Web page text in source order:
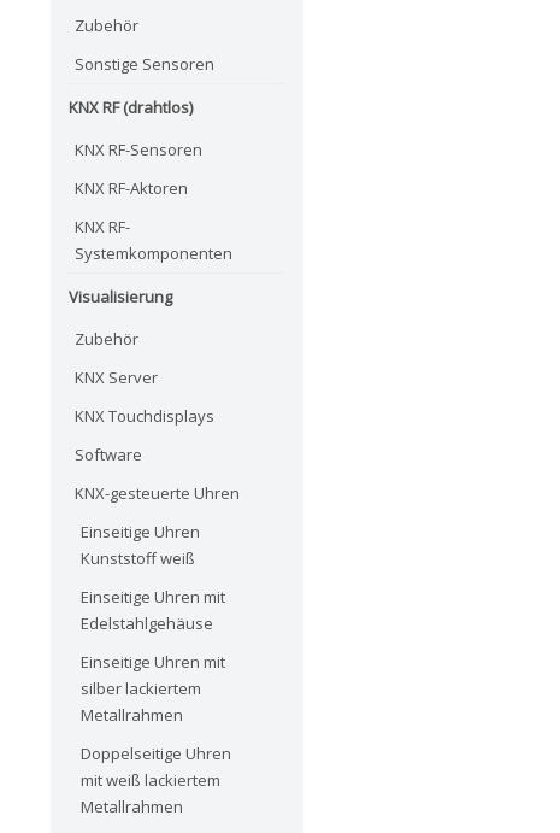
Zubehör
Sonstige Sensoren
KNX RF (drahtlos)
KNX RF-Sensoren
KNX RF-Aktoren
KNX RF-
Systemkomponenten
Visualisierung
Zubehör
KNX Server
KNX Touchdisplays
Software
KNX-gesteuerte Uhren
Einseitige Uhren
Kunststoff weiß
Einseitige Uhren mit
Edelstahlgehäuse
Einseitige Uhren mit
silber lackiertem
Metallrahmen
Doppelseitige Uhren
mit weiß lackiertem
Metallrahmen